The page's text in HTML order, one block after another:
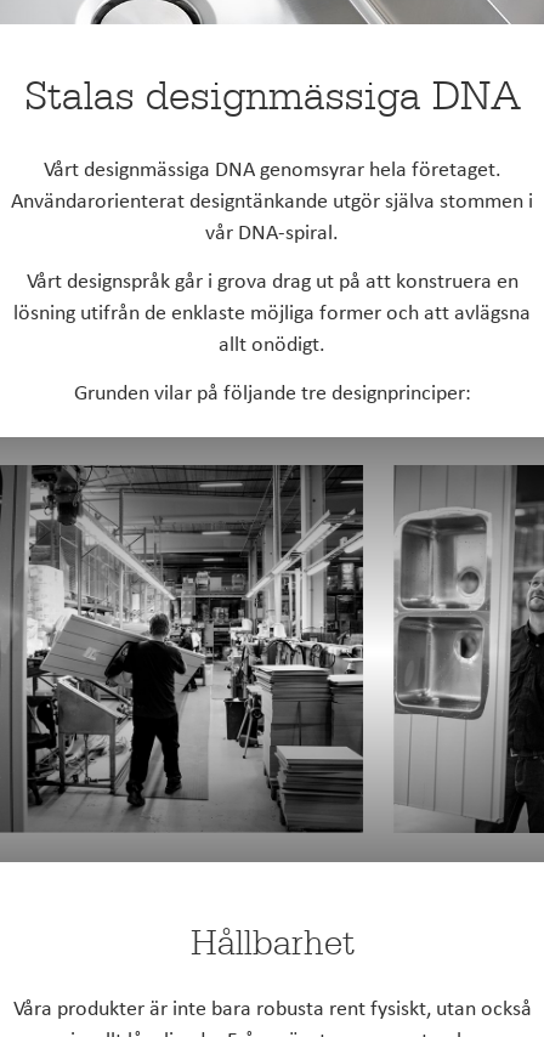
Stalas designmässiga DNA
Vårt designmässiga DNA genomsyrar hela företaget.
Användarorienterat designtänkande utgör själva stommen i
vår DNA-spiral.
Vårt designspråk går i grova drag ut på att konstruera en
lösning utifrån de enklaste möjliga former och att avlägsna
allt onödigt.
Grunden vilar på följande tre designprinciper:
Hållbarhet
Våra produkter är inte bara robusta rent fysiskt, utan också